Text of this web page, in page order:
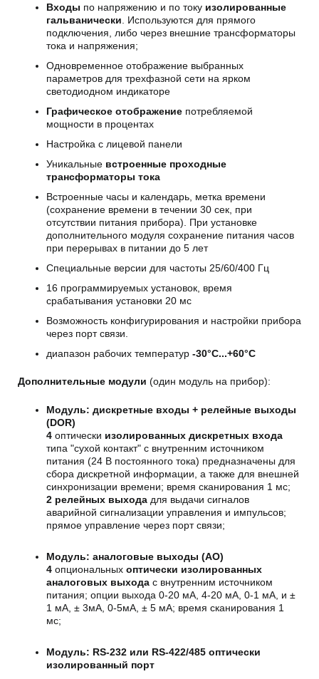
Входы по напряжению и по току изолированные
гальванически . Используются для прямого
подключения, либо через внешние трансформаторы
тока и напряжения;
Одновременное отображение выбранных
параметров для трехфазной сети на ярком
светодиодном индикаторе
Графическое отображение потребляемой
мощности в процентах
Настройка с лицевой панели
Уникальные встроенные проходные
трансформаторы тока
Встроенные часы и календарь, метка времени
(сохранение времени в течении 30 сек, при
отсутствии питания прибора). При установке
дополнительного модуля сохранение питания часов
при перерывах в питании до 5 лет
Специальные версии для частоты 25/60/400 Гц
16 программируемых установок, время
срабатывания установки 20 мс
Возможность конфигурирования и настройки прибора
через порт связи.
диапазон рабочих температур -30°С...+60°С
Дополнительные модули (один модуль на прибор):
Модуль: дискретные входы + релейные выходы
(DOR)
4 оптически изолированных дискретных входа
типа "сухой контакт" с внутренним источником
питания (24 В постоянного тока) предназначены для
сбора дискретной информации, а также для внешней
синхронизации времени; время сканирования 1 мс;
2 релейных выхода для выдачи сигналов
аварийной сигнализации управления и импульсов;
прямое управление через порт связи;
Модуль: аналоговые выходы (AO)
4 опциональных оптически изолированных
аналоговых выхода с внутренним источником
питания; опции выхода 0-20 мА, 4-20 мА, 0-1 мА, и ±
1 мА, ± 3мА, 0-5мА, ± 5 мА; время сканирования 1
мс;
Модуль: RS-232 или RS-422/485 оптически
изолированный порт